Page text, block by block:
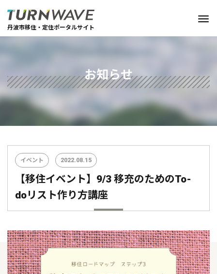
丹波市移住・定住ポータルサイト
お知らせ
イベント 2022.08.15
【移住イベント】9/3 移充のためのTo-
doリスト作り方講座